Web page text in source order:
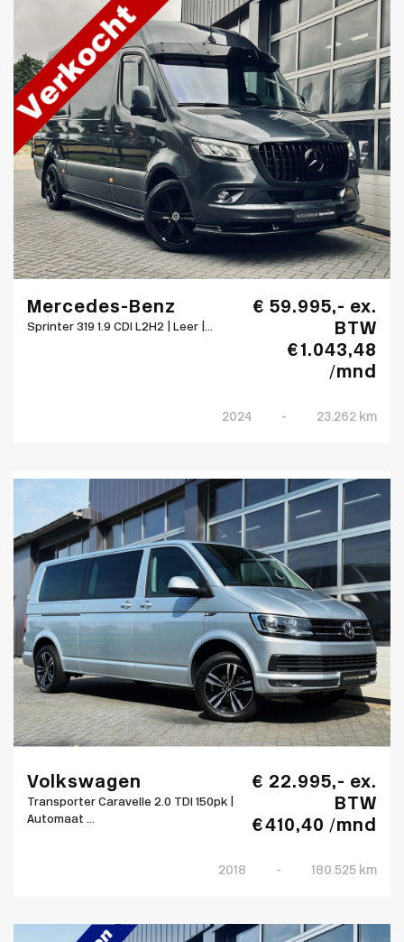
Mercedes-Benz
Sprinter 319 1.9 CDI L2H2 | Leer |...
€ 59.995,- ex.
BTW
€ 1.043,48
/mnd
2024 - 23.262 km
Volkswagen
Transporter Caravelle 2.0 TDI 150pk |
Automaat ...
€ 22.995,- ex.
BTW
€ 410,40 /mnd
2018 - 180.525 km